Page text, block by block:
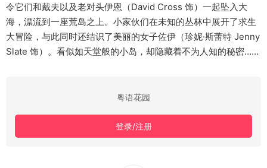
令它们和戴夫以及老对头伊恩（David Cross 饰）一起坠入大
海，漂流到一座荒岛之上。小家伙们在未知的丛林中展开了求生
大冒险，与此同时还结识了美丽的女子佐伊（珍妮·斯蕾特 Jenny
Slate 饰）。看似如天堂般的小岛，却隐藏着不为人知的秘密……
粤语花园
登录/注册